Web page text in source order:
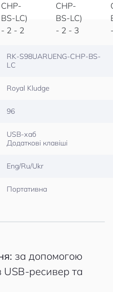
RK-S98UARUENG-CHP-BS-
LC
Royal Kludge
96
USB-хаб
Додаткові клавіші
Eng/Ru/Ukr
Портативна
за допомогою
USB-ресивер та